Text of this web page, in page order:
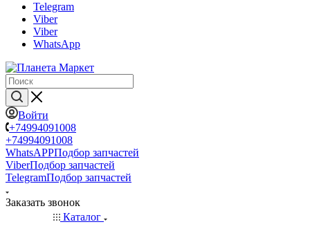
Telegram
Viber
Viber
WhatsApp
Войти
+74994091008
+74994091008
WhatsAPPПодбор запчастей
ViberПодбор запчастей
TelegramПодбор запчастей
Заказать звонок
Каталог